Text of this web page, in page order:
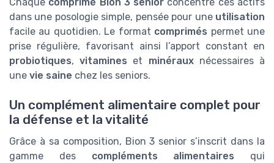
dans une posologie simple, pensée pour une utilisation
facile au quotidien. Le format comprimés permet une
prise régulière, favorisant ainsi l’apport constant en
probiotiques,vitamines et minérauxnécessaires à
une vie saine chez les seniors.
Un complément alimentaire complet pour
la défense et la vitalité
Grâce à sa composition, Bion 3 senior s’inscrit dans la
gamme des compléments alimentaires qui